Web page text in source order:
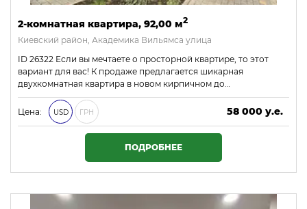
2-комнатная квартира, 92,00 м2
Киевский район, Академика Вильямса улица
ID 26322 Если вы мечтаете о просторной квартире, то этот
вариант для вас! К продаже предлагается шикарная
двухкомнатная квартира в новом кирпичном до…
Цена: USD ГРН
58 000 у.е.
2 494 000 ₴
ПОДРОБНЕЕ